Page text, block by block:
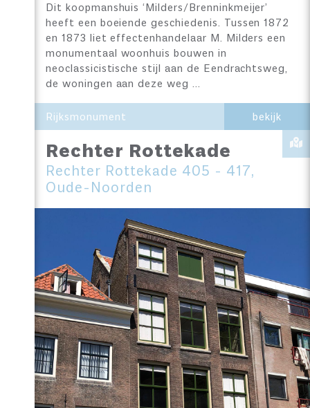
Dit koopmanshuis ‘Milders/Brenninkmeijer’
heeft een boeiende geschiedenis. Tussen 1872
en 1873 liet effectenhandelaar M. Milders een
monumentaal woonhuis bouwen in
neoclassicistische stijl aan de Eendrachtsweg,
de woningen aan deze weg …
Rijksmonument bekijk
Rechter Rottekade
Rechter Rottekade 405 - 417,
Oude-Noorden